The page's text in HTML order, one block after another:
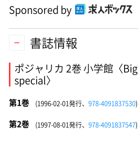
Sponsored by
書誌情報
ポジャリカ 2巻 小学館〈
special〉
第1巻 (1996-02-01発行、 978-4091837530)
第2巻 (1997-08-01発行、 978-4091837547)